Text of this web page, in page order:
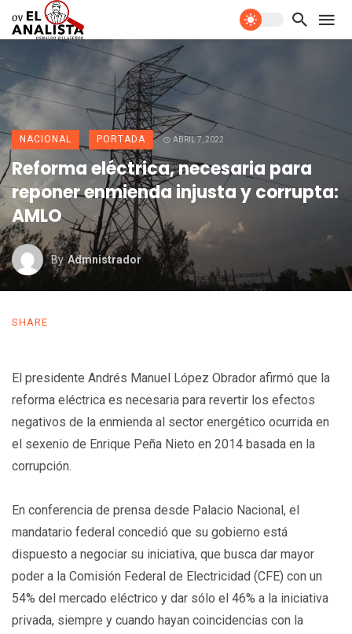
NACIONAL PORTADA ABRIL 7, 2022
Reforma eléctrica, necesaria para
reponer enmienda injusta y corrupta:
AMLO
By Admnistrador
SHARE
El presidente Andrés Manuel López Obrador afirmó que la
reforma eléctrica es necesaria para revertir los efectos
negativos de la enmienda al sector energético ocurrida en
el sexenio de Enrique Peña Nieto en 2014 basada en la
corrupción.
En conferencia de prensa desde Palacio Nacional, el
mandatario federal concedió que su gobierno está
dispuesto a negociar su iniciativa, que busca dar mayor
poder a la Comisión Federal de Electricidad (CFE) con un
54% del mercado eléctrico y dar sólo el 46% a la iniciativa
privada, siempre y cuando hayan coincidencias con la